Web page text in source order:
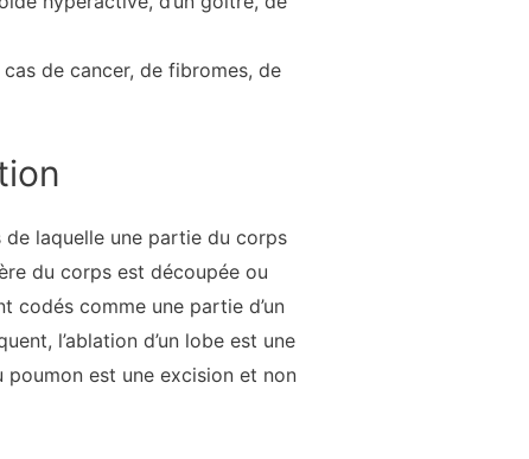
de cancer, de fibromes, de
de laquelle une partie du corps
du corps est découpée ou
codés comme une partie d’un
l’ablation d’un lobe est une
poumon est une excision et non